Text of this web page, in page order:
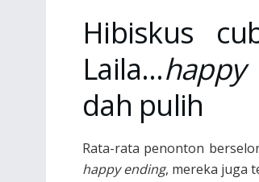
Hibiskus
Laila…happy
dah pulih
Rata-rata penonton
happy ending, mereka juga